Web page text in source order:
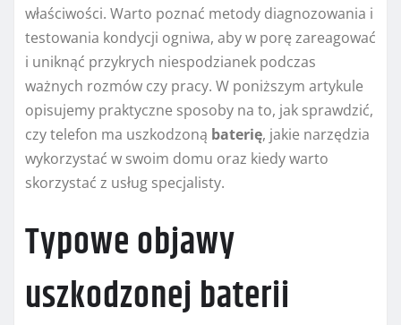
właściwości. Warto poznać metody diagnozowania i
testowania kondycji ogniwa, aby w porę zareagować
i uniknąć przykrych niespodzianek podczas
ważnych rozmów czy pracy. W poniższym artykule
opisujemy praktyczne sposoby na to, jak sprawdzić,
czy telefon ma uszkodzoną baterię, jakie narzędzia
wykorzystać w swoim domu oraz kiedy warto
skorzystać z usług specjalisty.
Typowe objawy
uszkodzonej baterii